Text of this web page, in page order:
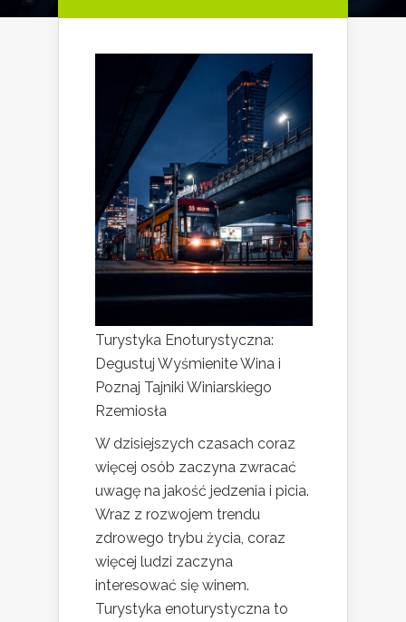
Turystyka Enoturystyczna:
Degustuj Wyśmienite Wina i
Poznaj Tajniki Winiarskiego
Rzemiosła
W dzisiejszych czasach coraz
więcej osób zaczyna zwracać
uwagę na jakość jedzenia i picia.
Wraz z rozwojem trendu
zdrowego trybu życia, coraz
więcej ludzi zaczyna
interesować się winem.
Turystyka enoturystyczna to